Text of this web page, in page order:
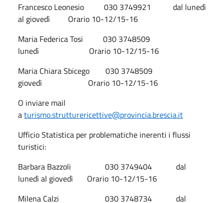
Francesco Leonesio 030 3749921 dal lunedì
al giovedì Orario 10-12/15-16
Maria Federica Tosi 030 3748509
lunedì Orario 10-12/15-16
Maria Chiara Sbicego 030 3748509
giovedì Orario 10-12/15-16
O inviare mail
aturismo.strutturericettive@provincia.brescia.it
Ufficio Statistica per problematiche inerenti i flussi
turistici:
Barbara Bazzoli 030 3749404 dal
lunedì al giovedì Orario 10-12/15-16
Milena Calzi 030 3748734 dal